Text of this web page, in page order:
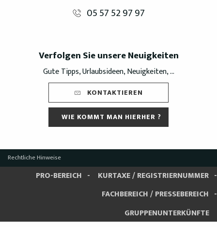
05 57 52 97 97
Verfolgen Sie unsere Neuigkeiten
Gute Tipps, Urlaubsideen, Neuigkeiten, ...
KONTAKTIEREN
WIE KOMMT MAN HIERHER ?
Rechtliche Hinweise
PRO-BEREICH
KURTAXE / REGISTRIERNUMMER
FACHBEREICH / PRESSEBEREICH
GRUPPENUNTERKÜNFTE